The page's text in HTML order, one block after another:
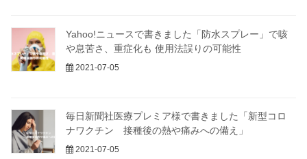
Yahoo!ニュースで書きました「防水スプレー」で咳
や息苦さ、重症化も 使用法誤りの可能性
2021-07-05
毎日新聞社医療プレミア様で書きました「新型コロ
ナワクチン 接種後の熱や痛みへの備え」
2021-07-05